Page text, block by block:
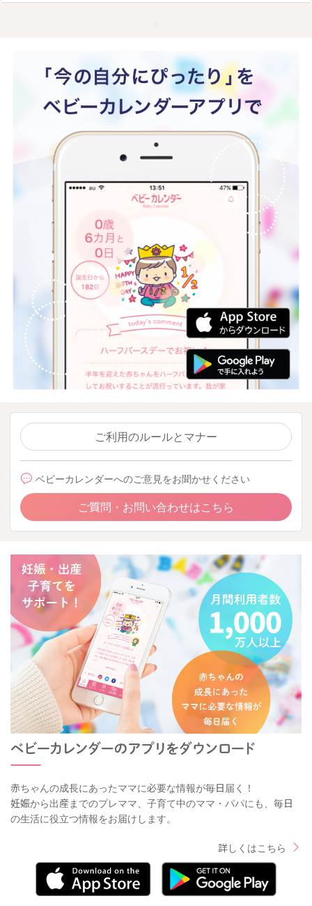
ご利用のルールとマナー
ベビーカレンダーへのご意見をお聞かせください
ご質問・お問い合わせはこちら
赤ちゃんの成長にあったママに必要な情報が毎日届く！
妊娠から出産までのプレママ、子育て中のママ・パパにも、毎日
の生活に役立つ情報をお届けします。
詳しくはこちら